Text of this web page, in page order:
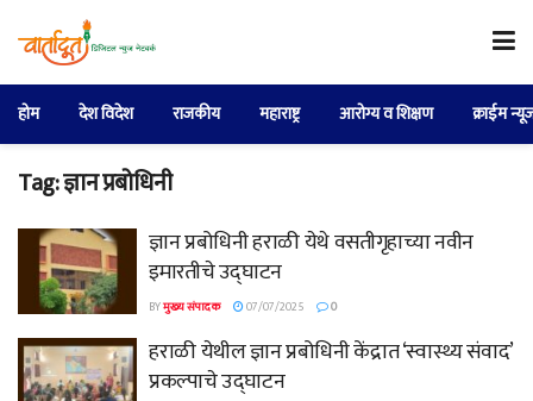
होम देश विदेश राजकीय महाराष्ट्र आरोग्य व शिक्षण क्राईम
Tag:ज्ञान प्रबोधिनी
ज्ञान प्रबोधिनी हराळी येथे वसतीगृहाच्या नवीन
इमारतीचे उद्घाटन
BYमुख्य संपादक 07/07/2025 0
हराळी येथील ज्ञान प्रबोधिनी केंद्रात ‘स्वास्थ्य संवाद’
प्रकल्पाचे उद्घाटन